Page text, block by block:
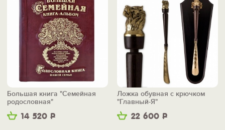
14 520 Р
Большая книга "Семейная
родословная"
22 600 Р
Ложка обувная с крючком
"Главный-Я"